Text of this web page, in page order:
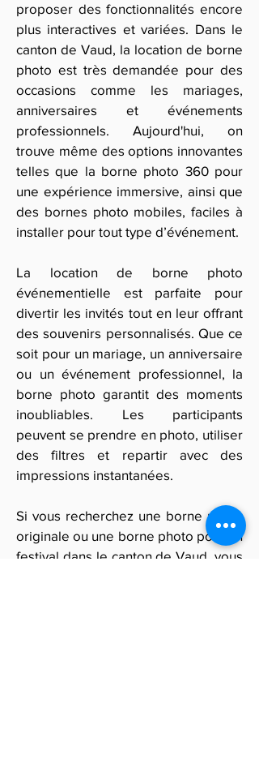
proposer des fonctionnalités encore
plus interactives et variées. Dans le
canton de Vaud, la location de borne
photo est très demandée pour des
occasions comme les mariages,
anniversaires et événements
professionnels. Aujourd'hui, on
trouve même des options innovantes
telles que la borne photo 360 pour
une expérience immersive, ainsi que
des bornes photo mobiles, faciles à
installer pour tout type d’événement.
La location de borne photo
événementielle est parfaite pour
divertir les invités tout en leur offrant
des souvenirs personnalisés. Que ce
soit pour un mariage, un anniversaire
ou un événement professionnel, la
borne photo garantit des moments
inoubliables. Les participants
peuvent se prendre en photo, utiliser
des filtres et repartir avec des
impressions instantanées.
Si vous recherchez une borne photo
originale ou une borne photo pour un
festival dans le canton de Vaud, vous